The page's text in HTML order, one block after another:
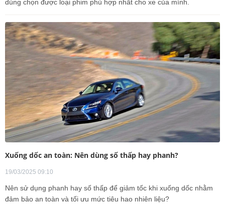
dùng chọn được loại phim phù hợp nhất cho xe của mình.
Xuống dốc an toàn: Nên dùng số thấp hay phanh?
19/03/2025 09:10
Nên sử dụng phanh hay số thấp để giảm tốc khi xuống dốc nhằm
đảm bảo an toàn và tối ưu mức tiêu hao nhiên liệu?